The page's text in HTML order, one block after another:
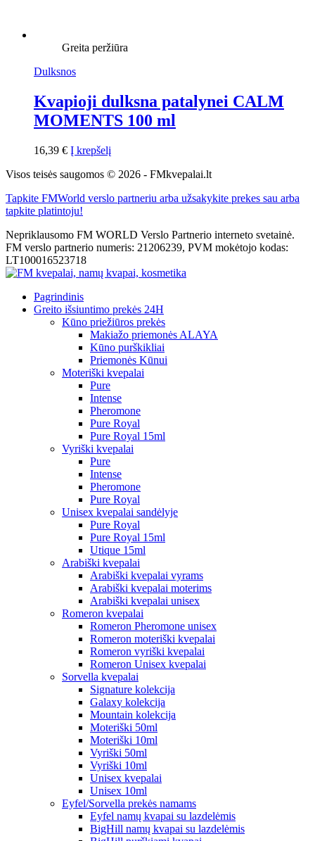
Greita peržiūra
Dulksnos
Kvapioji dulksna patalynei CALM
MOMENTS 100 ml
16,39 € Į krepšelį
Visos teisės saugomos © 2026 - FMkvepalai.lt
Tapkite FMWorld verslo partneriu arba užsakykite prekes sau arba
tapkite platintoju!
Nepriklausomo FM WORLD Verslo Partnerio interneto svetainė.
FM verslo partnerio numeris: 21206239, PVM mokėtojo kodas:
LT100016523718
Pagrindinis
Greito išsiuntimo prekės 24H
Kūno priežiūros prekės
Makiažo priemonės ALAYA
Kūno purškikliai
Priemonės Kūnui
Moteriški kvepalai
Pure
Intense
Pheromone
Pure Royal
Pure Royal 15ml
Vyriški kvepalai
Pure
Intense
Pheromone
Pure Royal
Unisex kvepalai sandėlyje
Pure Royal
Pure Royal 15ml
Utique 15ml
Arabiški kvepalai
Arabiški kvepalai vyrams
Arabiški kvepalai moterims
Arabiški kvepalai unisex
Romeron kvepalai
Romeron Pheromone unisex
Romeron moteriški kvepalai
Romeron vyriški kvepalai
Romeron Unisex kvepalai
Sorvella kvepalai
Signature kolekcija
Galaxy kolekcija
Mountain kolekcija
Moteriški 50ml
Moteriški 10ml
Vyriški 50ml
Vyriški 10ml
Unisex kvepalai
Unisex 10ml
Eyfel/Sorvella prekės namams
Eyfel namų kvapai su lazdelėmis
BigHill namų kvapai su lazdelėmis